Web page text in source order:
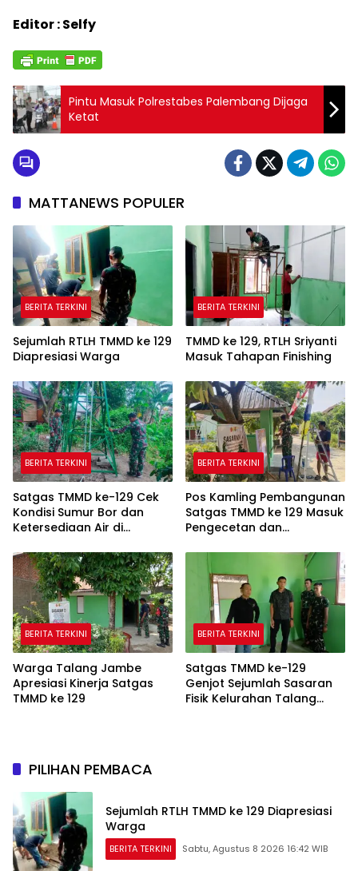
Editor : Selfy
Pintu Masuk Polrestabes Palembang Dijaga
Ketat
MATTANEWS POPULER
BERITA TERKINI
Sejumlah RTLH TMMD ke 129
Diapresiasi Warga
BERITA TERKINI
TMMD ke 129, RTLH Sriyanti
Masuk Tahapan Finishing
BERITA TERKINI
Satgas TMMD ke-129 Cek
Kondisi Sumur Bor dan
Ketersediaan Air di
BERITA TERKINI
Pos Kamling Pembangunan
Satgas TMMD ke 129 Masuk
Pengecetan dan
BERITA TERKINI
Warga Talang Jambe
Apresiasi Kinerja Satgas
TMMD ke 129
BERITA TERKINI
Satgas TMMD ke-129
Genjot Sejumlah Sasaran
Fisik Kelurahan Talang
PILIHAN PEMBACA
Sejumlah RTLH TMMD ke 129 Diapresiasi
Warga
BERITA TERKINI Sabtu, Agustus 8 2026 16:42 WIB